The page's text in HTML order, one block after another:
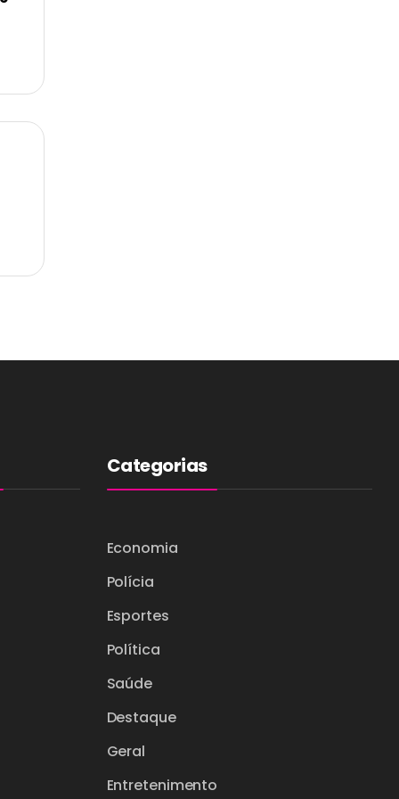
Categorias
Economia
Polícia
Esportes
Política
Saúde
Destaque
Geral
Entretenimento